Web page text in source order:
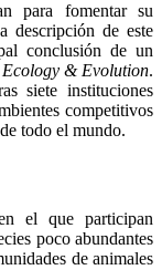
para fomentar su
descripción de este
conclusión de un
Ecology & Evolution.
siete instituciones
competitivos
todo el mundo.
el que participan
poco abundantes
de animales